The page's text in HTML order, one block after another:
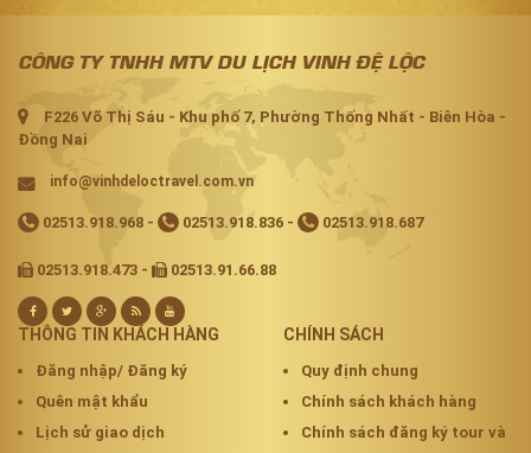
CÔNG TY TNHH MTV DU LỊCH VINH ĐỆ LỘC
F226 Võ Thị Sáu - Khu phố 7, Phường Thống Nhất - Biên Hòa -
Đồng Nai
info@vinhdeloctravel.com.vn
02513.918.968 - 02513.918.836 - 02513.918.687
02513.918.473 - 02513.91.66.88
THÔNG TIN KHÁCH HÀNG
Đăng nhập/ Đăng ký
Quên mật khẩu
Lịch sử giao dịch
CHÍNH SÁCH
Quy định chung
Chính sách khách hàng
Chính sách đăng ký tour và